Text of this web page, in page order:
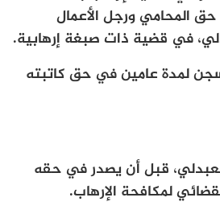
حضوريًا، بالسجن لمدة 18 سنة في حق المحامي ورجل الأعمال
الخاص لمدة 3 سنوات، وبالسجن لمدة عامين في حق كاتبته
سمير العبدلي، قبل أن يصدر في حقه
لمكافحة الإرهاب.